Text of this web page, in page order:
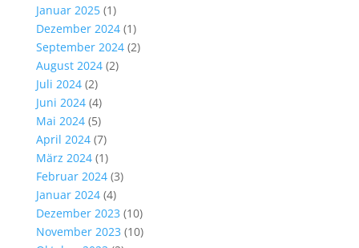
Januar 2025(1)
Dezember 2024(1)
September 2024(2)
August 2024(2)
Juli 2024(2)
Juni 2024(4)
Mai 2024(5)
April 2024(7)
März 2024(1)
Februar 2024(3)
Januar 2024(4)
Dezember 2023 (10)
November 2023 (10)